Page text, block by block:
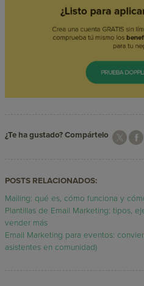
¿Te ha gustado? Compártelo
POSTS RELACIONADOS:
Mailing: qué es, cómo funciona y
Plantillas de Email Marketing: tipos,
vender más
Email Marketing para eventos:
asistentes en comunidad)